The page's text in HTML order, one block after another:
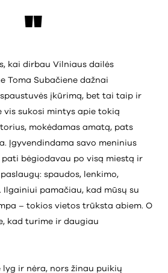
kai dirbau Vilniaus dailės
Toma Subačiene dažnai
įkūrimą, bet tai taip ir
vis sukosi mintys apie tokią
mokėdamas amatą, pats
Įgyvendindama savo meninius
pati bėgiodavau po visą miestą ir
spaudos, lenkimo,
Ilgainiui pamačiau, kad mūsų su
– tokios vietos trūksta abiem. O
kad turime ir daugiau
ir nėra, nors žinau puikių